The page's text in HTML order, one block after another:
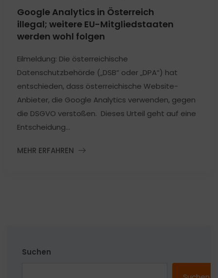
Google Analytics in Österreich
illegal; weitere EU-Mitgliedstaaten
werden wohl folgen
Eilmeldung: Die österreichische
Datenschutzbehörde („DSB“ oder „DPA“) hat
entschieden, dass österreichische Website-
Anbieter, die Google Analytics verwenden, gegen
die DSGVO verstoßen. Dieses Urteil geht auf eine
Entscheidung...
MEHR ERFAHREN
Suchen